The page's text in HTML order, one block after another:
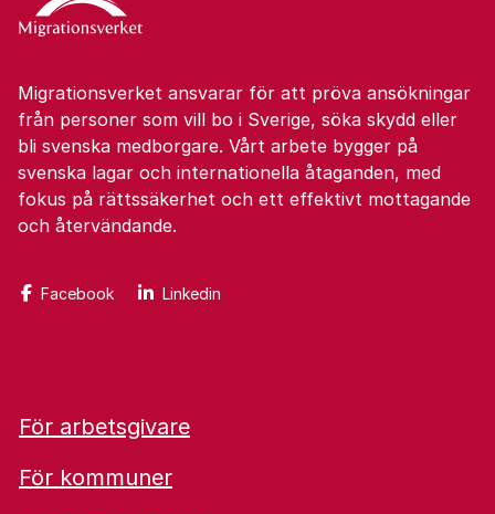
Migrationsverket ansvarar för att pröva ansökningar
från personer som vill bo i Sverige, söka skydd eller
bli svenska medborgare. Vårt arbete bygger på
svenska lagar och internationella åtaganden, med
fokus på rättssäkerhet och ett effektivt mottagande
och återvändande.
Facebook Linkedin
För arbetsgivare
För kommuner